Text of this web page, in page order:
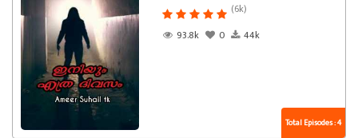
(6k)
93.8k
0 44k
Total Episodes : 4